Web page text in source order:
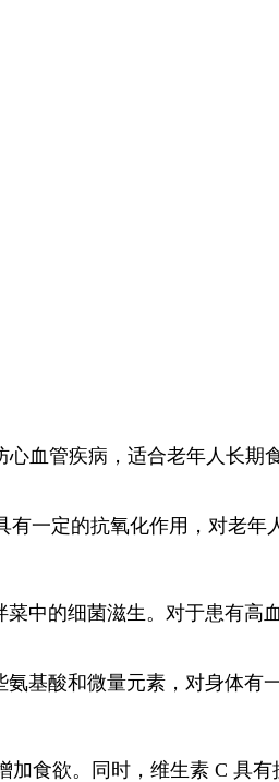
血管疾病，适合老年人长期
一定的抗氧化作用，对老年
中的细菌滋生。对于患有高
基酸和微量元素，对身体有
食欲。同时，维生素 C 具